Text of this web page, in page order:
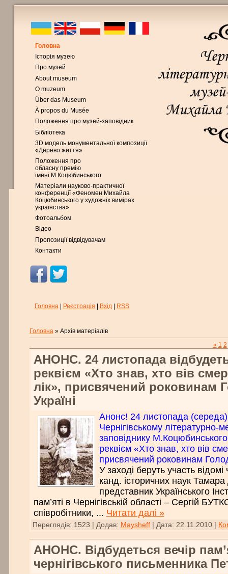
Головна
Історія музею
Про музей
About museum
O muzeum
Über das Museum
À propos du Musée
Положення про музей-заповідник
Бібліотека
3D модель монументальної композиції
«Дерево життя»
Положення про
обласну премію
імені М.Коцюбинського
Матеріали науково-практичної
конференції «Феномен Михайла
Коцюбинського у художніх вимірах
українства»
Фотоальбом
Відео
Пропозиції відвідувачам
Контакти
Головна| Реєстрація Вхід| RSS
Головна» Архів матеріалів
« 1 2
АНОНС. 24 листопада
реквієм «Хто знав, хто вів
лік», присвячений роковинам
Україні
Анонс! 24 листопада
Чернігівському літературно-
заповіднику М.Коцюбинського
реквієм «Хто знав, хто вів
присвячений роковинам
У заході беруть участь відомі
канд. історичних наук
представник Українського
пам’яті в Чернігівській області – Сергій
співробітники, ... Читати далі »
Переглядів: 1523 Додав: Maysheff| Дата: 22.11.2010
АНОНС. Відбудеться вечір
чернігівського письменника